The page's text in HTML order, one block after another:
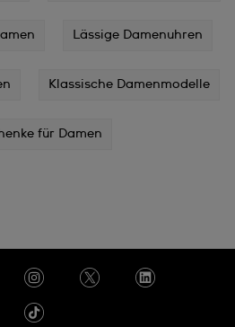
Lässige Damenuhren
Klassische Damenmodelle
für Damen